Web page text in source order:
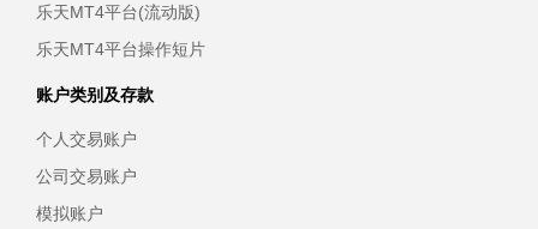
乐天MT4平台(流动版)
乐天MT4平台操作短片
账户类别及存款
个人交易账户
公司交易账户
模拟账户